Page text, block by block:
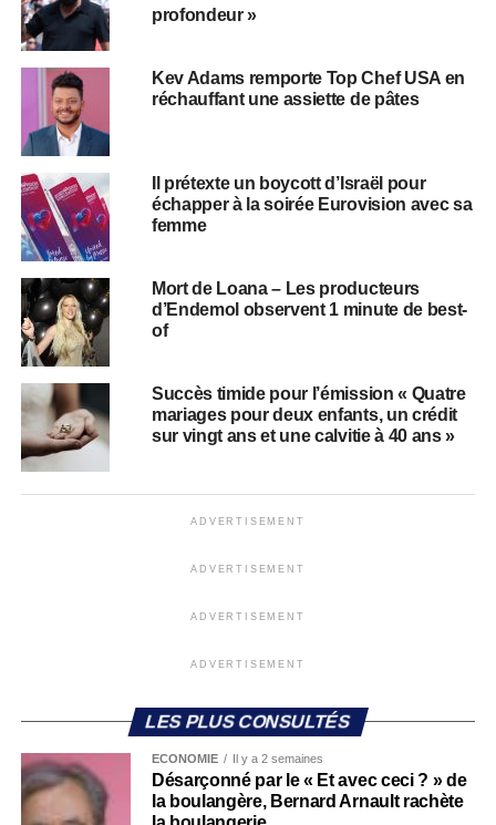
profondeur »
Kev Adams remporte Top Chef USA en
réchauffant une assiette de pâtes
Il prétexte un boycott d’Israël pour
échapper à la soirée Eurovision avec sa
femme
Mort de Loana – Les producteurs
d’Endemol observent 1 minute de best-
of
Succès timide pour l’émission « Quatre
mariages pour deux enfants, un crédit
sur vingt ans et une calvitie à 40 ans »
ADVERTISEMENT
ADVERTISEMENT
ADVERTISEMENT
ADVERTISEMENT
LES PLUS CONSULTÉS
ECONOMIE Il y a 2 semaines
Désarçonné par le « Et avec ceci ? » de
la boulangère, Bernard Arnault rachète